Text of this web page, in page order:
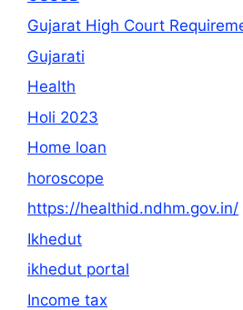
Gujarat High Court
Gujarati
Health
Holi 2023
Home loan
horoscope
https://healthid.ndhm.gov.in/
Ikhedut
ikhedut portal
Income tax